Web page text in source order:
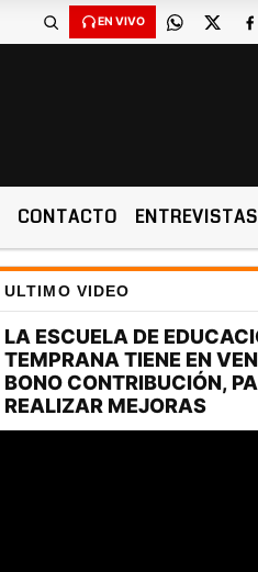
EN VIVO
CONTACTO ENTREVISTAS
ULTIMO VIDEO